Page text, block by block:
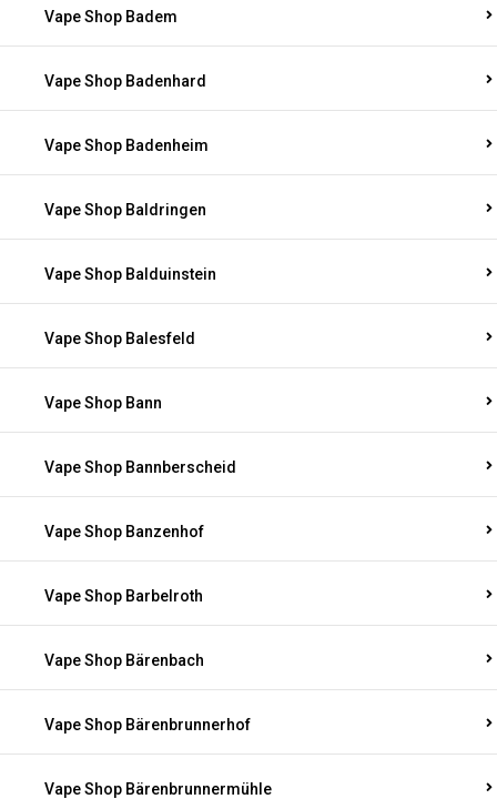
Vape Shop Badem
Vape Shop Badenhard
Vape Shop Badenheim
Vape Shop Baldringen
Vape Shop Balduinstein
Vape Shop Balesfeld
Vape Shop Bann
Vape Shop Bannberscheid
Vape Shop Banzenhof
Vape Shop Barbelroth
Vape Shop Bärenbach
Vape Shop Bärenbrunnerhof
Vape Shop Bärenbrunnermühle